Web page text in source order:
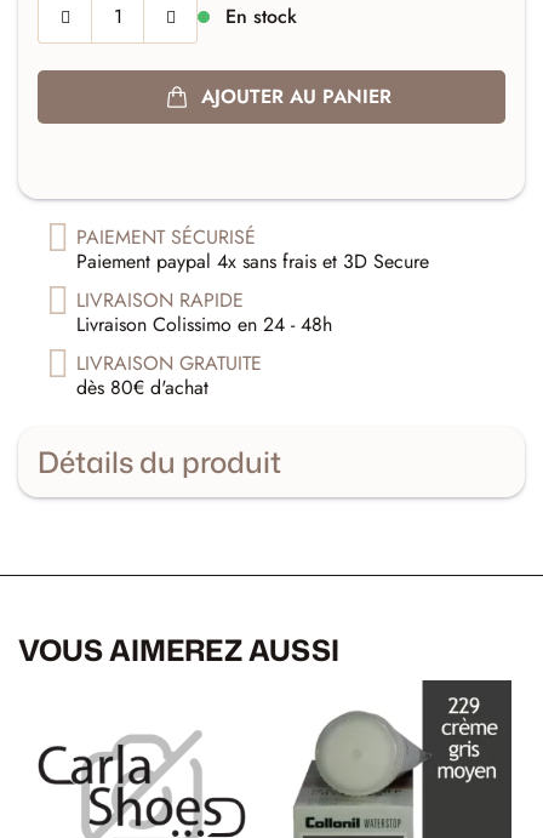
En stock
AJOUTER AU PANIER
PAIEMENT SÉCURISÉ
Paiement paypal 4x sans frais et 3D Secure
LIVRAISON RAPIDE
Livraison Colissimo en 24 - 48h
LIVRAISON GRATUITE
dès 80€ d'achat
Détails du produit
VOUS AIMEREZ AUSSI